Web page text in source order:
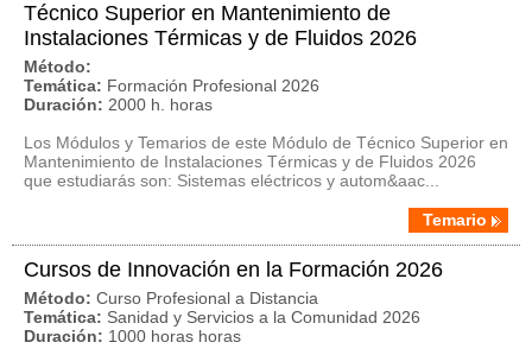
Técnico Superior en Mantenimiento de
Instalaciones Térmicas y de Fluidos 2026
Método:
Temática: Formación Profesional 2026
Duración: 2000 h. horas
Los Módulos y Temarios de este Módulo de Técnico Superior en
Mantenimiento de Instalaciones Térmicas y de Fluidos 2026
que estudiarás son: Sistemas eléctricos y autom&aac...
Temario
Cursos de Innovación en la Formación 2026
Método: Curso Profesional a Distancia
Temática: Sanidad y Servicios a la Comunidad 2026
Duración: 1000 horas horas